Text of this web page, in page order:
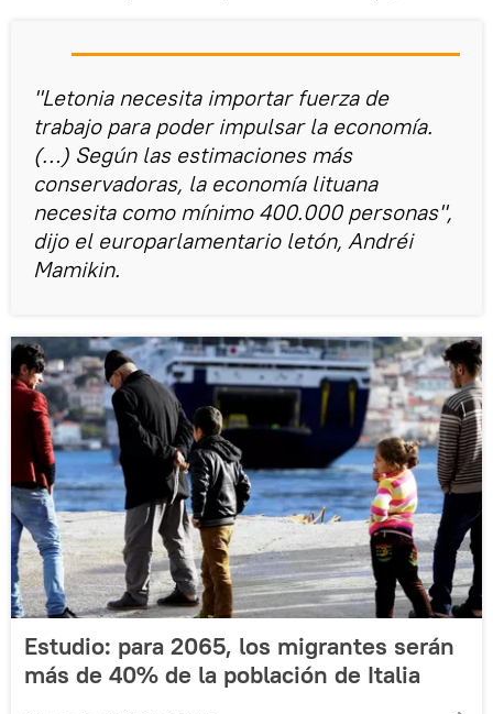
"Letonia necesita importar fuerza de
trabajo para poder impulsar la economía.
(…) Según las estimaciones más
conservadoras, la economía lituana
necesita como mínimo 400.000 personas",
dijo el europarlamentario letón, Andréi
Mamikin.
Estudio: para 2065, los migrantes serán
más de 40% de la población de Italia